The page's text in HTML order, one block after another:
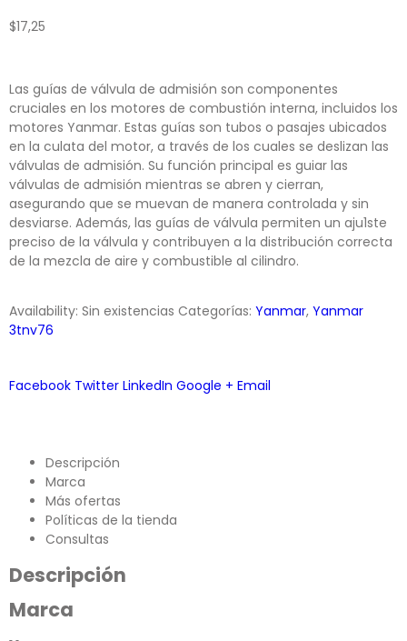
$17,25
Las guías de válvula de admisión son componentes
cruciales en los motores de combustión interna, incluidos los
motores Yanmar. Estas guías son tubos o pasajes ubicados
en la culata del motor, a través de los cuales se deslizan las
válvulas de admisión. Su función principal es guiar las
válvulas de admisión mientras se abren y cierran,
asegurando que se muevan de manera controlada y sin
desviarse. Además, las guías de válvula permiten un aju1ste
preciso de la válvula y contribuyen a la distribución correcta
de la mezcla de aire y combustible al cilindro.
Availability: Sin existencias Categorías: Yanmar, Yanmar
3tnv76
Facebook Twitter LinkedIn Google + Email
Descripción
Marca
Más ofertas
Políticas de la tienda
Consultas
Descripción
Marca